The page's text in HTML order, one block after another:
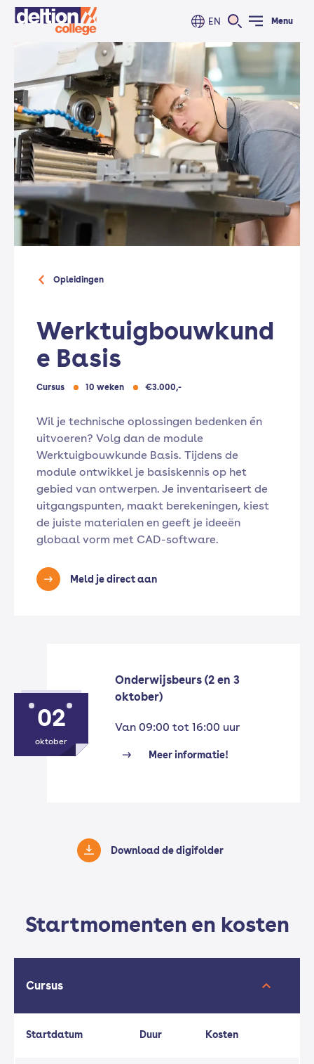
EN Menu
Opleidingen
Werktuigbouwkund
e Basis
Cursus 10 weken €3.000,-
Wil je technische oplossingen bedenken én
uitvoeren? Volg dan de module
Werktuigbouwkunde Basis. Tijdens de
module ontwikkel je basiskennis op het
gebied van ontwerpen. Je inventariseert de
uitgangspunten, maakt berekeningen, kiest
de juiste materialen en geeft je ideeën
globaal vorm met CAD-software.
Meld je direct aan
02
oktober
Onderwijsbeurs (2 en 3
oktober)
Van 09:00 tot 16:00 uur
Meer informatie!
Download de digifolder
Startmomenten en kosten
Cursus
Startdatum Duur Kosten